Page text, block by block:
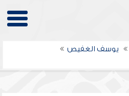
يوسف الغفيص